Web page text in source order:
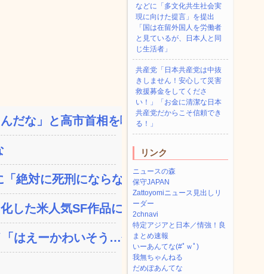
だな」と高市首相を嘲笑...
「絶対に死刑にならない...
した米人気SF作品に絶...
はえーかわいそう…会...
などに「多文化共生社会実
現に向けた提言」を提出
「国は在留外国人を労働者
と見ているが、日本人と同
じ生活者」
共産党「日本共産党は中抜
きしません！安心して災害
救援募金をしてくださ
い！」「お金に清潔な日本
共産党だからこそ信頼でき
る！」
リンク
ニュースの森
保守JAPAN
Zattoyomiニュース見出しリ
ーダー
2chnavi
特定アジアと日本／情強！良
まとめ速報
いーあんてな(#ﾟｗﾟ)
我無ちゃんねる
だめぽあんてな